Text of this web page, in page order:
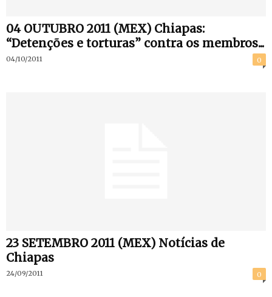
04 OUTUBRO 2011 (MEX) Chiapas:
“Detenções e torturas” contra os membros...
04/10/2011 0
23 SETEMBRO 2011 (MEX) Notícias de
Chiapas
24/09/2011 0